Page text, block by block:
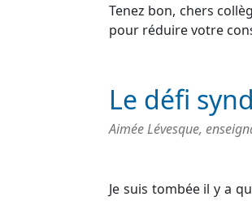
Tenez bon, chers
pour réduire votre
Le défi
Aimée Lévesque,
Je suis tombée il y a